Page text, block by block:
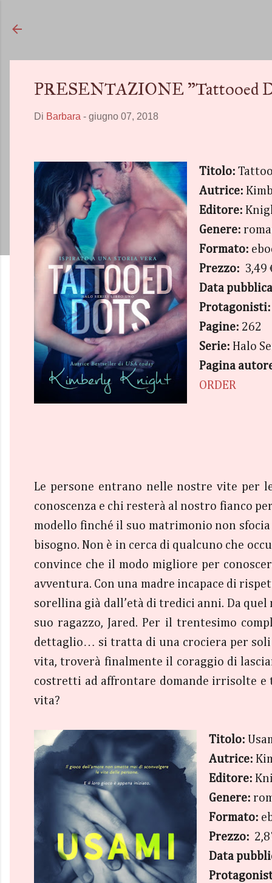
PRESENTAZIONE "Tattooed
Di Barbara - giugno 07, 2018
Titolo:
Autrice:
Editore:
Genere:
Formato:
Prezzo: 3,49
Data
Protagonisti:
Pagine: 262
Serie: Halo
Pagina
ORDER
Le persone entrano nelle nostre vite per
conoscenza e chi resterà al nostro fianco
modello finché il suo matrimonio non
bisogno. Non è in cerca di qualcuno che
convince che il modo migliore per
avventura. Con una madre incapace di
sorellina già dall’età di tredici anni. Da
suo ragazzo, Jared. Per il trentesimo
dettaglio… si tratta di una crociera per soli
vita, troverà finalmente il coraggio di
costretti ad affrontare domande irrisolte e
vita?
Titolo:
Autrice:
Editore:
Genere:
Formato:
Prezzo:
Data